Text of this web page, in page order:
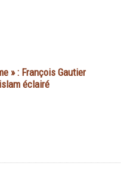
» : François Gautier
éclairé